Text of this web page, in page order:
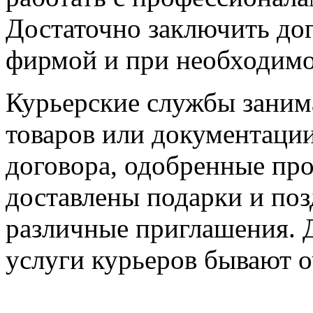
Достаточно заключить
фирмой и при
Курьерские службы
товаров или
договора, одобренные
доставлены подарки и
различные приглашения.
услуги курьеров